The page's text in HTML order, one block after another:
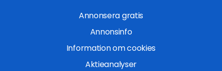
Annonsera gratis
Annonsinfo
Information om cookies
Aktieanalyser